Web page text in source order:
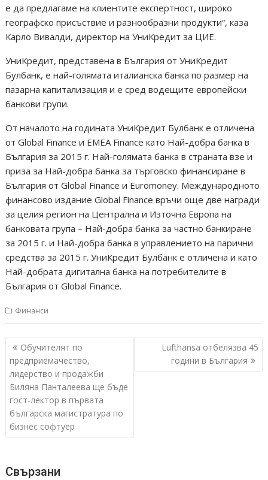
е да предлагаме на клиентите експертност, широко
географско присъствие и разнообразни продукти“, каза
Карло Вивалди, директор на УниКредит за ЦИЕ.
УниКредит, представена в България от УниКредит
Булбанк, е най-голямата италианска банка по размер на
пазарна капитализация и е сред водещите европейски
банкови групи.
От началото на годината УниКредит Булбанк е отличена
от Global Finance и EMEA Finance като Най-добра банка в
България за 2015 г. Най-голямата банка в страната взе и
приза за Най-добра банка за търговско финансиране в
България от Global Finance и Euromoney. Международното
финансово издание Global Finance връчи още две награди
за целия регион на Централна и Източна Европа на
банковата група – Най-добра банка за частно банкиране
за 2015 г. и Най-добра банка в управлението на парични
средства за 2015 г. УниКредит Булбанк е отличена и като
Най-добрата дигитална банка на потребителите в
България от Global Finance.
Финанси
Навигация
Обучителят по
предприемачество,
лидерство и продажби
Биляна Панталеева ще бъде
гост-лектор в първата
българска магистратура по
бизнес софтуер
Lufthansa отбелязва 45
години в България
Свързани